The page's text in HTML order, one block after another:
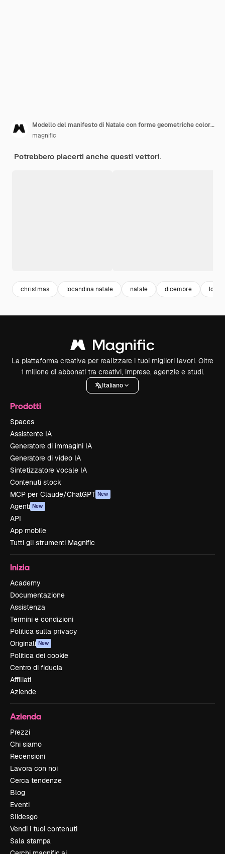
Modello del manifesto di Natale con forme geometriche colorate
magnific
Potrebbero piacerti anche questi vettori.
christmas locandina natale natale dicembre
La piattaforma creativa per realizzare i tuoi migliori lavori. Oltre
1 milione di abbonati tra creativi, imprese, agenzie e studi.
Italiano
Prodotti
Spaces
Assistente IA
Generatore di immagini IA
Generatore di video IA
Sintetizzatore vocale IA
Contenuti stock
MCP per Claude/ChatGPT New
Agenti New
API
App mobile
Tutti gli strumenti Magnific
Inizia
Academy
Documentazione
Assistenza
Termini e condizioni
Politica sulla privacy
Originali New
Politica dei cookie
Centro di fiducia
Affiliati
Aziende
Azienda
Prezzi
Chi siamo
Recensioni
Lavora con noi
Cerca tendenze
Blog
Eventi
Slidesgo
Vendi i tuoi contenuti
Sala stampa